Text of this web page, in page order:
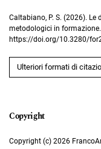
Caltabiano, P. S. (2026).
metodologici in formazione.
https://doi.org/10.3280/
Ulteriori formati di
Copyright (c) 2026